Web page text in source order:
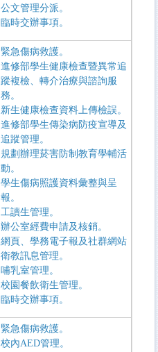
公文管理分派。
臨時交辦事項。
緊急傷病救護。
進修部學生健康檢查暨異常追
蹤複檢、轉介治療與諮詢服
務。
新生健康檢查資料上傳檢誤。
進修部學生傳染病防疫宣導及
追蹤管理。
規劃辦理菸害防制教育學輔活
動。
學生傷病照護資料彙整與呈
報。
工讀生管理。
辦公室經費申請及核銷。
網頁、學務電子報及社群網站
衛教訊息管理。
哺乳室管理。
校園餐飲衛生管理。
臨時交辦事項。
緊急傷病救護。
校內AED管理。